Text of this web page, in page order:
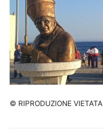
© RIPRODUZIONE VIETATA